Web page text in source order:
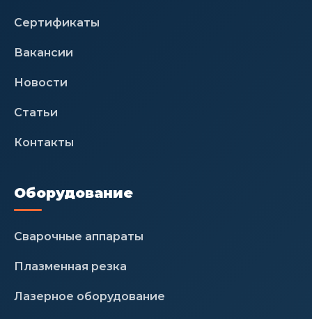
Сертификаты
Вакансии
Новости
Статьи
Контакты
Оборудование
Сварочные аппараты
Плазменная резка
Лазерное оборудование